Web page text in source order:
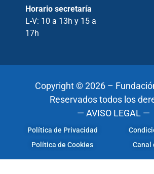
Horario secretaría
L-V: 10 a 13h y 15 a
17h
Copyright © 2026 –
Reservados todos los
— AVISO LEGAL —
Política de Privacidad
Política de Cookies
Canal